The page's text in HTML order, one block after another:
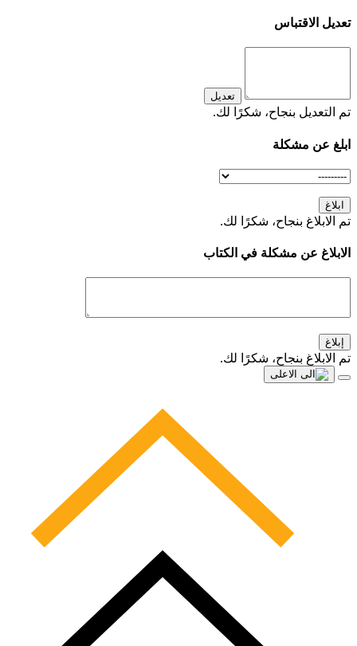
تعديل الاقتباس
تعديل
تم التعديل بنجاح، شكرًا لك.
ابلغ عن مشكلة
ابلاغ
تم الابلاغ بنجاح، شكرًا لك.
الابلاغ عن مشكلة في الكتاب
إبلاغ
تم الابلاغ بنجاح، شكرًا لك.